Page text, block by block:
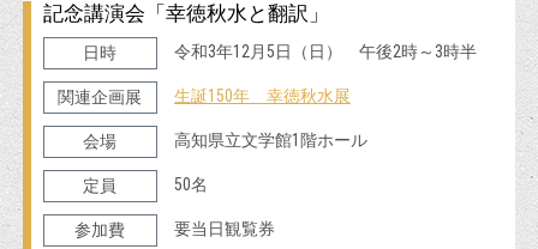
記念講演会「幸徳秋水と翻訳」
日時 令和3年12月5日（日） 午後2時～3時半
関連企画展 生誕150年 幸徳秋水展
会場 高知県立文学館1階ホール
定員 50名
参加費 要当日観覧券